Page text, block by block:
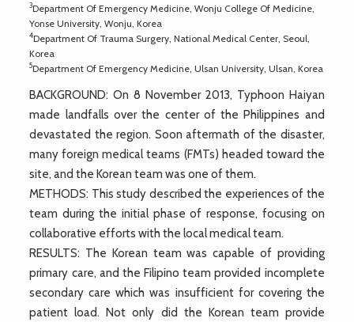
3Department Of Emergency Medicine, Wonju College Of Medicine,
Yonse University, Wonju, Korea
4Department Of Trauma Surgery, National Medical Center, Seoul,
Korea
5Department Of Emergency Medicine, Ulsan University, Ulsan, Korea
BACKGROUND: On 8 November 2013, Typhoon Haiyan
made landfalls over the center of the Philippines and
devastated the region. Soon aftermath of the disaster,
many foreign medical teams (FMTs) headed toward the
site, and the Korean team was one of them.
METHODS: This study described the experiences of the
team during the initial phase of response, focusing on
collaborative efforts with the local medical team.
RESULTS: The Korean team was capable of providing
primary care, and the Filipino team provided incomplete
secondary care which was insufficient for covering the
patient load. Not only did the Korean team provide